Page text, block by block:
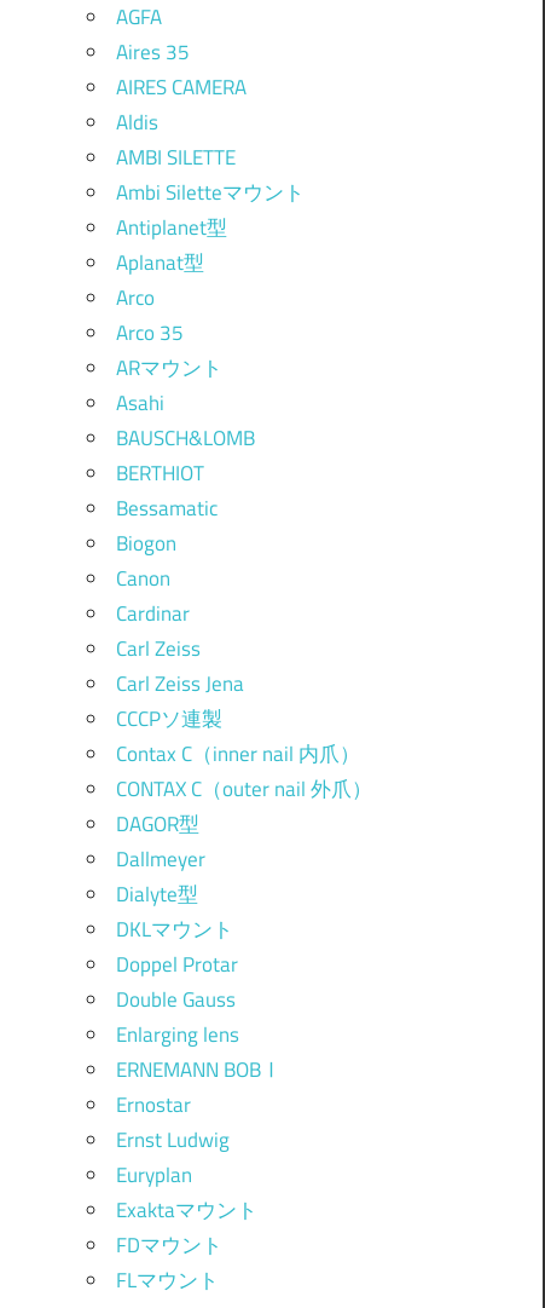
AGFA
Aires 35
AIRES CAMERA
Aldis
AMBI SILETTE
Ambi Siletteマウント
Antiplanet型
Aplanat型
Arco
Arco 35
ARマウント
Asahi
BAUSCH&LOMB
BERTHIOT
Bessamatic
Biogon
Canon
Cardinar
Carl Zeiss
Carl Zeiss Jena
CCCPソ連製
Contax C（inner nail 内爪）
CONTAX C（outer nail 外爪）
DAGOR型
Dallmeyer
Dialyte型
DKLマウント
Doppel Protar
Double Gauss
Enlarging lens
ERNEMANN BOBⅠ
Ernostar
Ernst Ludwig
Euryplan
Exaktaマウント
FDマウント
FLマウント